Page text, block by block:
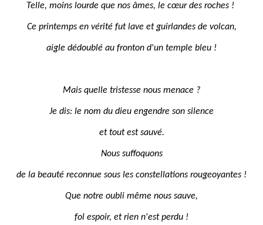
Telle, moins lourde que nos âmes, le cœur des roches !
Ce printemps en vérité fut lave et guirlandes de volcan,
aigle dédoublé au fronton d'un temple bleu !
Mais quelle tristesse nous menace ?
Je dis: le nom du dieu engendre son silence
et tout est sauvé.
Nous suffoquons
de la beauté reconnue sous les constellations rougeoyantes !
Que notre oubli même nous sauve,
fol espoir, et rien n'est perdu !